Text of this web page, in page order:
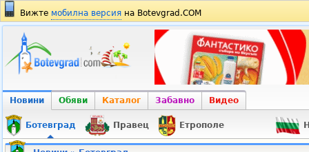
Вижте мобилна версия на Botevgrad.COM
Новини Обяви Каталог Забавно Видео
Ботевград Правец Етрополе